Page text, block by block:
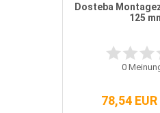
Dosteba
125
0
78,54